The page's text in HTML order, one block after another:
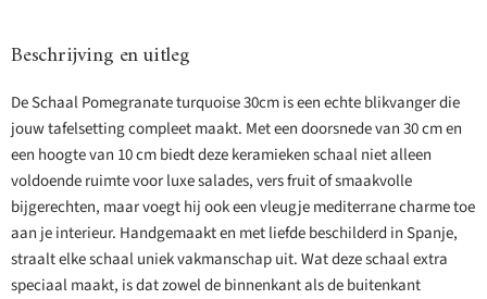
Beschrijving en uitleg
De Schaal Pomegranate turquoise 30cm is een echte blikvanger die
jouw tafelsetting compleet maakt. Met een doorsnede van 30 cm en
een hoogte van 10 cm biedt deze keramieken schaal niet alleen
voldoende ruimte voor luxe salades, vers fruit of smaakvolle
bijgerechten, maar voegt hij ook een vleugje mediterrane charme toe
aan je interieur. Handgemaakt en met liefde beschilderd in Spanje,
straalt elke schaal uniek vakmanschap uit. Wat deze schaal extra
speciaal maakt, is dat zowel de binnenkant als de buitenkant